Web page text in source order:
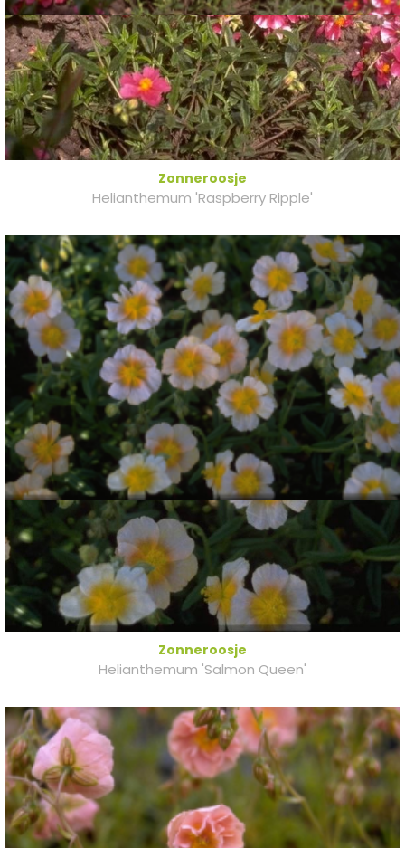
Zonneroosje
Helianthemum 'Raspberry Ripple'
Zonneroosje
Helianthemum 'Salmon Queen'